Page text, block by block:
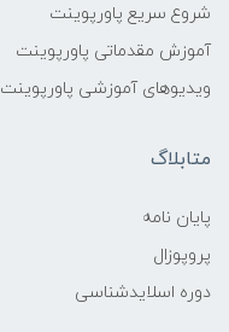
شروع سریع پاورپوینت
آموزش مقدماتی پاورپوینت
ویدیوهای آموزشی پاورپوینت
متابلاگ
پایان نامه
پروپوزال
دوره اسلایدشناسی